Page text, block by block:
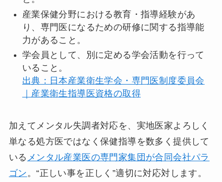
産業保健分野における教育・指導経験があ
り、専門医になるための研修に関する指導能
力があること。
学会員として、別に定める学会活動を行って
いること。
出典：日本産業衛生学会・専門医制度委員会
｜産業衛生指導医資格の取得
加えてメンタル失調者対応を、実地医家よろしく
単なる処方医ではなく保健指導を数多く提供して
いる メンタル産業医の専門家集団が合同会社パラ
ゴン。“正しい事を正しく”適切に対応対します。